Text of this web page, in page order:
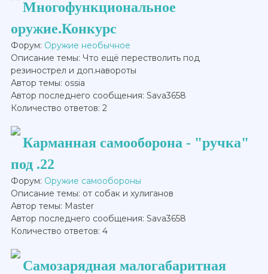
Многофункциональное
оружие.Конкурс
Форум: Оружие необычное
Описание темы: Что ещё перестволить под
резинострел и доп.навороты
Автор темы: ossia
Автор последнего сообщения: Sava3658
Количество ответов: 2
Карманная самооборона - "ручка"
под .22
Форум: Оружие самообороны
Описание темы: от собак и хулиганов
Автор темы: Master
Автор последнего сообщения: Sava3658
Количество ответов: 4
Самозарядная малогабаритная